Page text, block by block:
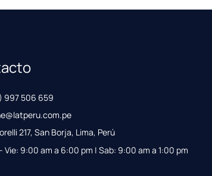
997 506 659
217, San Borja, Lima, Perú
Vie: 9:00 am a 6:00 pm | Sab: 9:00 am a 1:00 pm